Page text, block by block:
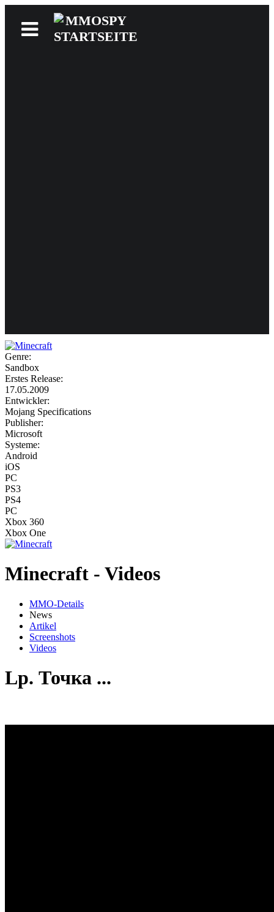
Genre:
Sandbox
Erstes Release:
17.05.2009
Entwickler:
Mojang Specifications
Publisher:
Microsoft
Systeme:
Android
iOS
PC
PS3
PS4
PC
Xbox 360
Xbox One
Minecraft - Videos
MMO-Details
News
Artikel
Screenshots
Videos
Lp. Точка ...